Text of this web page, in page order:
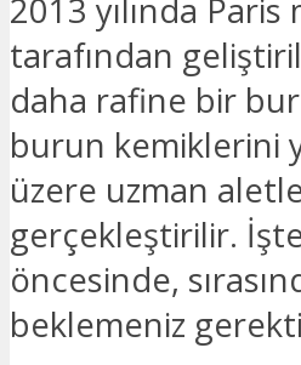
2013 yılında
tarafından
daha rafine bir
burun kemiklerini
üzere uzman
gerçekleştirilir.
öncesinde,
beklemeniz